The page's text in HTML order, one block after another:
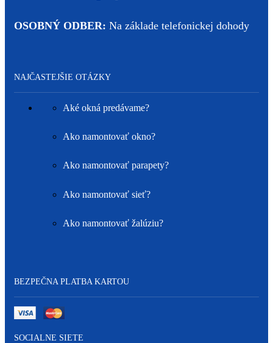
OSOBNÝ ODBER: Na základe telefonickej dohody
NAJČASTEJŠIE OTÁZKY
Aké okná predávame?
Ako namontovať okno?
Ako namontovať parapety?
Ako namontovať sieť?
Ako namontovať žalúziu?
BEZPEČNA PLATBA KARTOU
SOCIALNE SIETE